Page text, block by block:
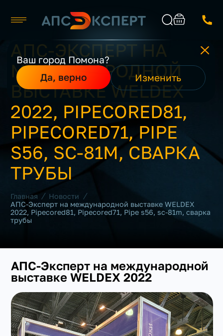
Ваш город Помона?
Да, верно
Изменить
Москва
Каталог
О компании
Производители
Реализованные проекты
Контакты
+7(351) 223-98-74
заказать звонок
АПС-ЭКСПЕРТ НА
МЕЖДУНАРОДНОЙ
ВЫСТАВКЕ WELDEX
2022, PIPECORED81,
PIPECORED71, PIPE
S56, SC-81M, СВАРКА
ТРУБЫ
Главная / Новости
/
АПС-Эксперт на международной выставке WELDEX
2022, Pipecored81, Pipecored71, Pipe s56, sc-81m, сварка
трубы
АПС-Эксперт на международной
выставке WELDEX 2022
Найти